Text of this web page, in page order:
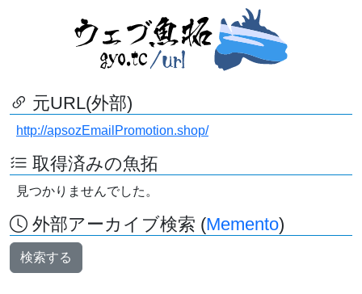
元URL(外部)
http://apsozEmailPromotion.shop/
取得済みの魚拓
見つかりませんでした。
外部アーカイブ検索 (Memento)
検索する